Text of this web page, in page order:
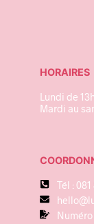
HORAIRES
Lundi de
Mardi au
Tél : 081